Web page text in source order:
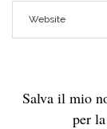
Salva il mio
per